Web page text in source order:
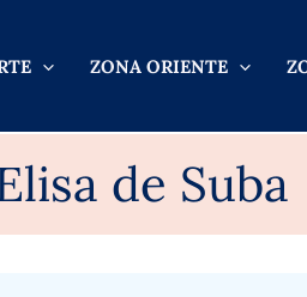
ZONA ORIENTE
de Suba